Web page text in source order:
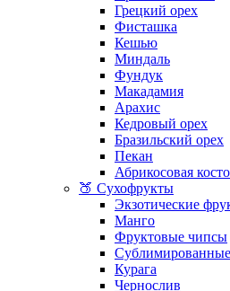
Грецкий орех
Фисташка
Кешью
Миндаль
Фундук
Макадамия
Арахис
Кедровый орех
Бразильский орех
Пекан
Абрикосовая
🍑 Сухофрукты
Экзотические
Манго
Фруктовые чипсы
Курага
Чернослив